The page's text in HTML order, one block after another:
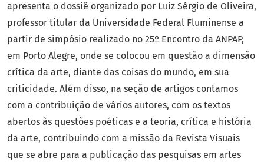
apresenta o dossiê organizado por Luiz Sérgio de Oliveira,
professor titular da Universidade Federal Fluminense a
partir de simpósio realizado no 25º Encontro da ANPAP,
em Porto Alegre, onde se colocou em questão a dimensão
crítica da arte, diante das coisas do mundo, em sua
criticidade. Além disso, na seção de artigos contamos
com a contribuição de vários autores, com os textos
abertos às questões poéticas e a teoria, crítica e história
da arte, contribuindo com a missão da Revista Visuais
que se abre para a publicação das pesquisas em artes